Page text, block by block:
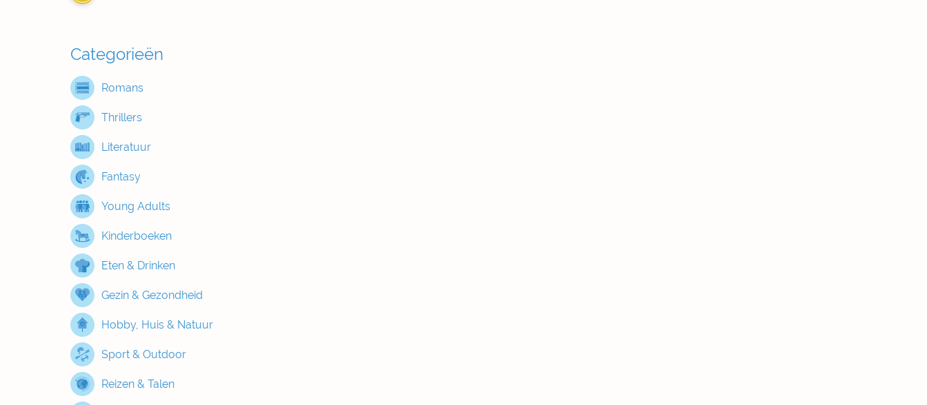
Categorieën
Romans
Thrillers
Literatuur
Fantasy
Young Adults
Kinderboeken
Eten & Drinken
Gezin & Gezondheid
Hobby, Huis & Natuur
Sport & Outdoor
Reizen & Talen